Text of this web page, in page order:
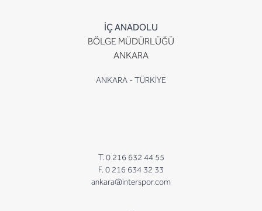
İÇ ANADOLU
BÖLGE MÜDÜRLÜĞÜ
ANKARA
ANKARA - TÜRKİYE
T. 0 216 632 44 55
F. 0 216 634 32 33
ankara@interspor.com